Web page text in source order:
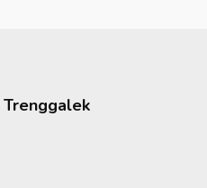
Trenggalek